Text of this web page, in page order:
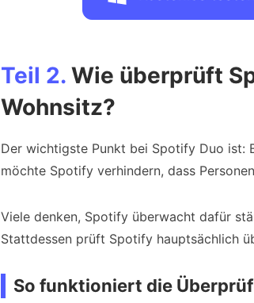
Teil 2. Wie überprüft
Wohnsitz?
Der wichtigste Punkt bei Spotify Duo ist:
möchte Spotify verhindern, dass
Viele denken, Spotify überwacht dafür
Stattdessen prüft Spotify hauptsächlich
So funktioniert die